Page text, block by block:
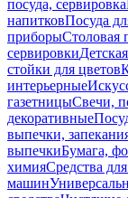
посуда, сервировка
напитковПосуда
приборыСтоловая
сервировки
стойки для цветов
интерьерные
газетницыСвечи,
декоративные
выпечки,
выпечкиБумага,
химияСредства
машин